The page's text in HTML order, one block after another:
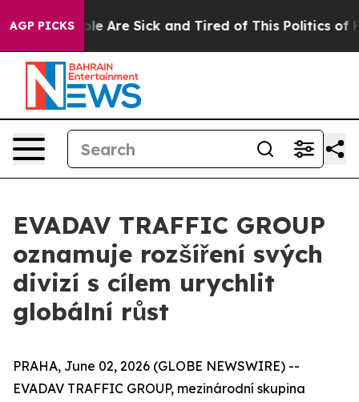
AGP PICKS
“People Are Sick and Tired of This Politics of
EVADAV TRAFFIC GROUP
oznamuje rozšíření svých
divizí s cílem urychlit
globální růst
PRAHA, June 02, 2026 (GLOBE NEWSWIRE) --
EVADAV TRAFFIC GROUP, mezinárodní skupina